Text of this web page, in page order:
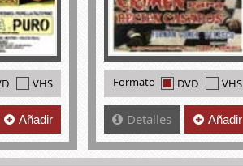
VHS
Añadir
Formato DVD VHS
Detalles Añadir